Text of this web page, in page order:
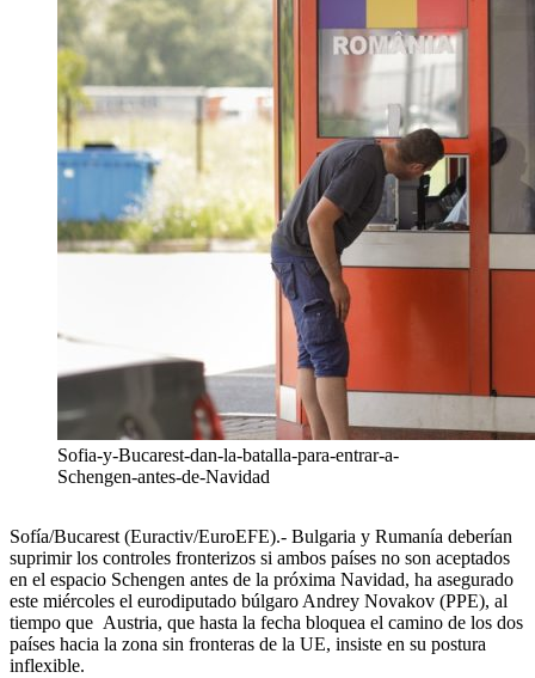
Sofia-y-Bucarest-dan-la-batalla-para-entrar-a-
Schengen-antes-de-Navidad
Sofía/Bucarest (Euractiv/EuroEFE).- Bulgaria y Rumanía deberían
suprimir los controles fronterizos si ambos países no son aceptados
en el espacio Schengen antes de la próxima Navidad, ha asegurado
este miércoles el eurodiputado búlgaro Andrey Novakov (PPE), al
tiempo que Austria, que hasta la fecha bloquea el camino de los dos
países hacia la zona sin fronteras de la UE, insiste en su postura
inflexible.